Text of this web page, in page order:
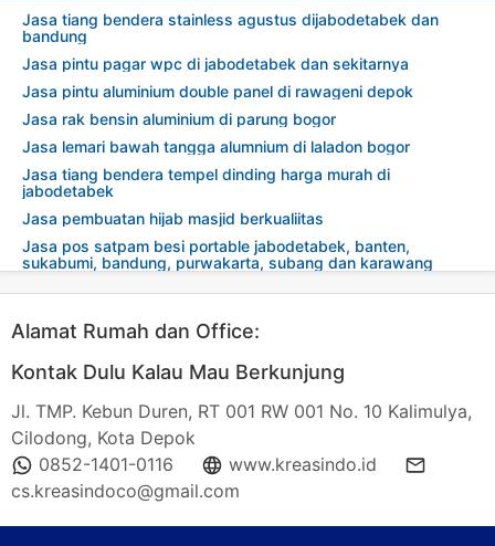
Jasa tiang bendera stainless agustus dijabodetabek dan
bandung
Jasa pintu pagar wpc di jabodetabek dan sekitarnya
Jasa pintu aluminium double panel di rawageni depok
Jasa rak bensin aluminium di parung bogor
Jasa lemari bawah tangga alumnium di laladon bogor
Jasa tiang bendera tempel dinding harga murah di
jabodetabek
Jasa pembuatan hijab masjid berkualiitas
Jasa pos satpam besi portable jabodetabek, banten,
sukabumi, bandung, purwakarta, subang dan karawang
Alamat Rumah dan Office:
Kontak Dulu Kalau Mau Berkunjung
Jl. TMP. Kebun Duren, RT 001 RW 001 No. 10 Kalimulya,
Cilodong, Kota Depok
0852-1401-0116
www.kreasindo.id
cs.kreasindoco@gmail.com